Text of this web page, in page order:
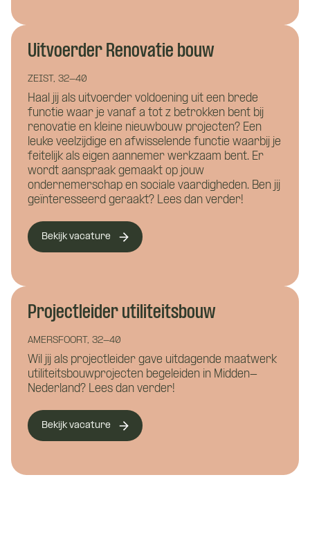
Uitvoerder Renovatie bouw
ZEIST, 32-40
Haal jij als uitvoerder voldoening uit een brede
functie waar je vanaf a tot z betrokken bent bij
renovatie en kleine nieuwbouw projecten? Een
leuke veelzijdige en afwisselende functie waarbij je
feitelijk als eigen aannemer werkzaam bent. Er
wordt aanspraak gemaakt op jouw
ondernemerschap en sociale vaardigheden. Ben jij
geïnteresseerd geraakt? Lees dan verder!
Bekijk vacature
Projectleider utiliteitsbouw
AMERSFOORT, 32-40
Wil jij als projectleider gave uitdagende maatwerk
utiliteitsbouwprojecten begeleiden in Midden-
Nederland? Lees dan verder!
Bekijk vacature
Waar wil je meer over weten?
Bouwkunde Civiele techniek
Installatietechniek
Hoe kunnen we je helpen?
Hoe kunnen we je bereiken?
woord! Je wordt gekoppeld aan een vast
Vacature:
Projectleider
renovatie compact
Naam*
E-mailadres*
Curriculum Vitae (niet verplicht)